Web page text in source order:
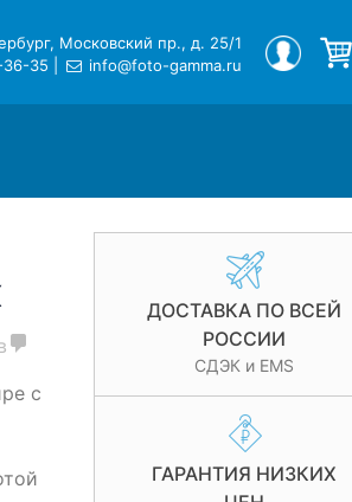
Московский пр., д. 25/1
36-35
info@foto-gamma.ru
МОЙ ПРОФИЛЬ
ДОСТАВКА ПО ВСЕЙ
РОССИИ
СДЭК и EMS
ГАРАНТИЯ НИЗКИХ
с